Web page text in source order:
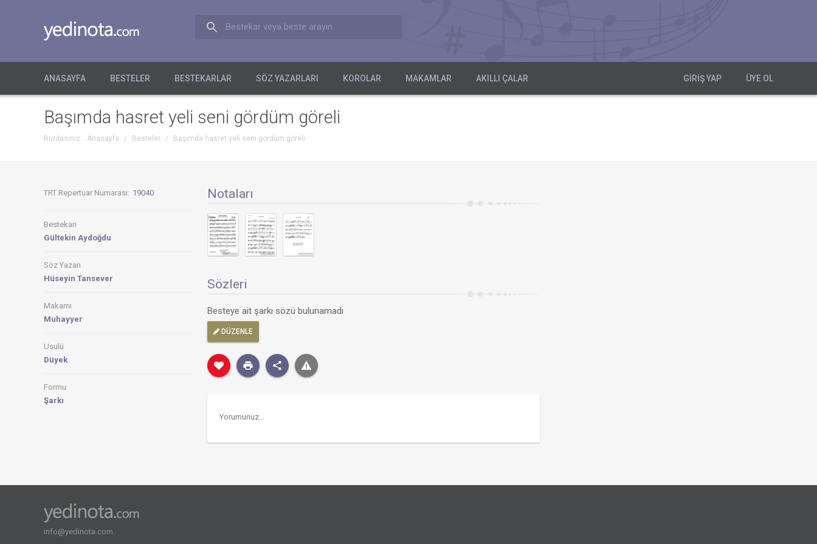
Bestekar veya beste arayın
ANASAYFA BESTELER BESTEKARLAR SÖZ YAZARLARI KOROLAR MAKAMLAR AKILLI ÇALAR GIRIŞ YAP ÜYE OL
Başımda hasret yeli seni gördüm göreli
Burdasınız: Anasayfa / Besteler / Başımda hasret yeli seni gördüm göreli
TRT Repertuar Numarası: 19040
Bestekarı
Gültekin Aydoğdu
Söz Yazarı
Hüseyin Tansever
Makamı
Muhayyer
Usulü
Düyek
Formu
Şarkı
Notaları
Sözleri
Besteye ait şarkı sözü bulunamadı
DÜZENLE
info@yedinota.com